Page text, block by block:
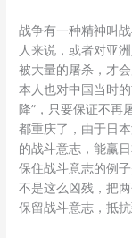
战争有一种精神叫
人来说，或者对亚
被大量的屠杀，才
本人也对中国当时
降”，只要保证不再
都重庆了，由于日
的战斗意志，能赢
保住战斗意志的例
不是这么凶残，把
保留战斗意志，抵抗